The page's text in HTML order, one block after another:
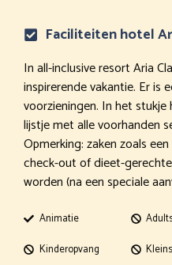
Faciliteiten hotel
In all-inclusive resort Aria
inspirerende vakantie. Er is
voorzieningen. In het
lijstje met alle voorhanden
Opmerking: zaken zoals
check-out of dieet-
worden (na een speciale
Animatie
Kinderopvang